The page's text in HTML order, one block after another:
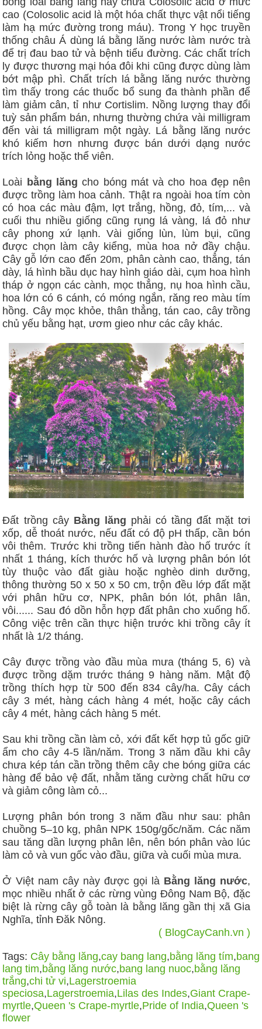
cao (Colosolic acid là một hóa chất thực vật nổi tiếng
làm hạ mức đường trong máu). Trong Y học truyền
thống châu Á dùng lá bằng lăng nước làm nước trà
để trị đau bao tử và bệnh tiểu đường. Các chất trích
ly được thương mại hóa đôi khi cũng được dùng làm
bớt mập phì. Chất trích lá bằng lăng nước thường
tìm thấy trong các thuốc bổ sung đa thành phần để
làm giảm cân, tỉ như Cortislim. Nồng lượng thay đổi
tuỳ sản phẩm bán, nhưng thường chứa vài milligram
đến vài tá milligram một ngày. Lá bằng lăng nước
khó kiếm hơn nhưng được bán dưới dạng nước
trích lỏng hoặc thể viên.
Loài bằng lăng cho bóng mát và cho hoa đẹp nên
được trồng làm hoa cảnh. Thật ra ngoài hoa tím còn
có hoa các màu đậm, lợt trắng, hồng, đỏ, tím,... và
cuối thu nhiều giống cũng rụng lá vàng, lá đỏ như
cây phong xứ lạnh. Vài giống lùn, lùm bụi, cũng
được chọn làm cây kiểng, mùa hoa nở đầy chậu.
Cây gỗ lớn cao đến 20m, phân cành cao, thẳng, tán
dày, lá hình bầu dục hay hình giáo dài, cụm hoa hình
tháp ở ngọn các cành, mọc thẳng, nụ hoa hình cầu,
hoa lớn có 6 cánh, có móng ngắn, răng reo màu tím
hồng. Cây mọc khỏe, thân thẳng, tán cao, cây trồng
chủ yếu bằng hạt, ươm gieo như các cây khác.
Đất trồng cây Bằng lăng phải có tầng đất mặt tơi
xốp, dễ thoát nước, nếu đất có độ pH thấp, cần bón
vôi thêm. Trước khi trồng tiến hành đào hố trước ít
nhất 1 tháng, kích thước hố và lượng phân bón lót
tùy thuộc vào đất giàu hoặc nghèo dinh dưỡng,
thông thường 50 x 50 x 50 cm, trộn đều lớp đất mặt
với phân hữu cơ, NPK, phân bón lót, phân lân,
vôi...... Sau đó dồn hỗn hợp đất phân cho xuống hố.
Công việc trên cần thực hiện trước khi trồng cây ít
nhất là 1/2 tháng.
Cây được trồng vào đầu mùa mưa (tháng 5, 6) và
được trồng dặm trước tháng 9 hàng năm. Mật độ
trồng thích hợp từ 500 đến 834 cây/ha. Cây cách
cây 3 mét, hàng cách hàng 4 mét, hoặc cây cách
cây 4 mét, hàng cách hàng 5 mét.
Sau khi trồng cần làm cỏ, xới đất kết hợp tủ gốc giữ
ẩm cho cây 4-5 lần/năm. Trong 3 năm đầu khi cây
chưa kép tán cần trồng thêm cây che bóng giữa các
hàng để bảo vệ đất, nhằm tăng cường chất hữu cơ
và giảm công làm cỏ...
Lượng phân bón trong 3 năm đầu như sau: phân
chuồng 5–10 kg, phân NPK 150g/gốc/năm. Các năm
sau tăng dần lượng phân lên, nên bón phân vào lúc
làm cỏ và vun gốc vào đầu, giữa và cuối mùa mưa.
Ở Việt nam cây này được gọi là Bằng lăng nước,
mọc nhiều nhất ở các rừng vùng Đông Nam Bộ, đặc
biệt là rừng cây gỗ toàn là bằng lăng gần thị xã Gia
Nghĩa, tỉnh Đăk Nông.
( BlogCayCanh.vn )
Tags: Cây bằng lăng,cay bang lang,bằng lăng tím,bang
lang tim,bằng lăng nước,bang lang nuoc,bằng lăng
trắng,chi tử vi,Lagerstroemia
speciosa,Lagerstroemia,Lilas des Indes,Giant Crape-
myrtle,Queen 's Crape-myrtle,Pride of India,Queen 's
flower